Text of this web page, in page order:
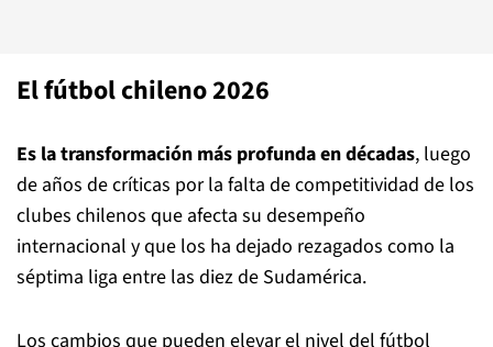
El fútbol chileno 2026
Es la transformación más profunda en décadas, luego
de años de críticas por la falta de competitividad de los
clubes chilenos que afecta su desempeño
internacional y que los ha dejado rezagados como la
séptima liga entre las diez de Sudamérica.
Los cambios que pueden elevar el nivel del fútbol